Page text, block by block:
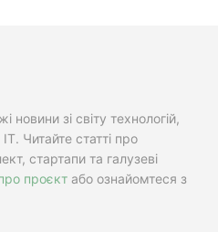
зі світу технологій,
Читайте статті про
стартапи та галузеві
проєкт або ознайомтеся з